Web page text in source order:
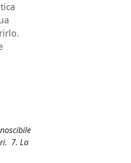
7. La